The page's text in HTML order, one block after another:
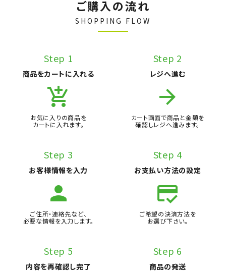
ご購入の流れ
SHOPPING FLOW
Step 1
商品をカートに入れる
add_shopping_cart
お気に入りの商品を
カートに入れます。
Step 2
レジへ進む
arrow_forward
カート画面で商品と金額を
確認しレジへ進みます。
Step 3
お客様情報を入力
person
ご住所・連絡先など、
必要な情報を入力します。
Step 4
お支払い方法の設定
credit_score
ご希望の決済方法を
お選び下さい。
Step 5
内容を再確認し完了
Step 6
商品の発送